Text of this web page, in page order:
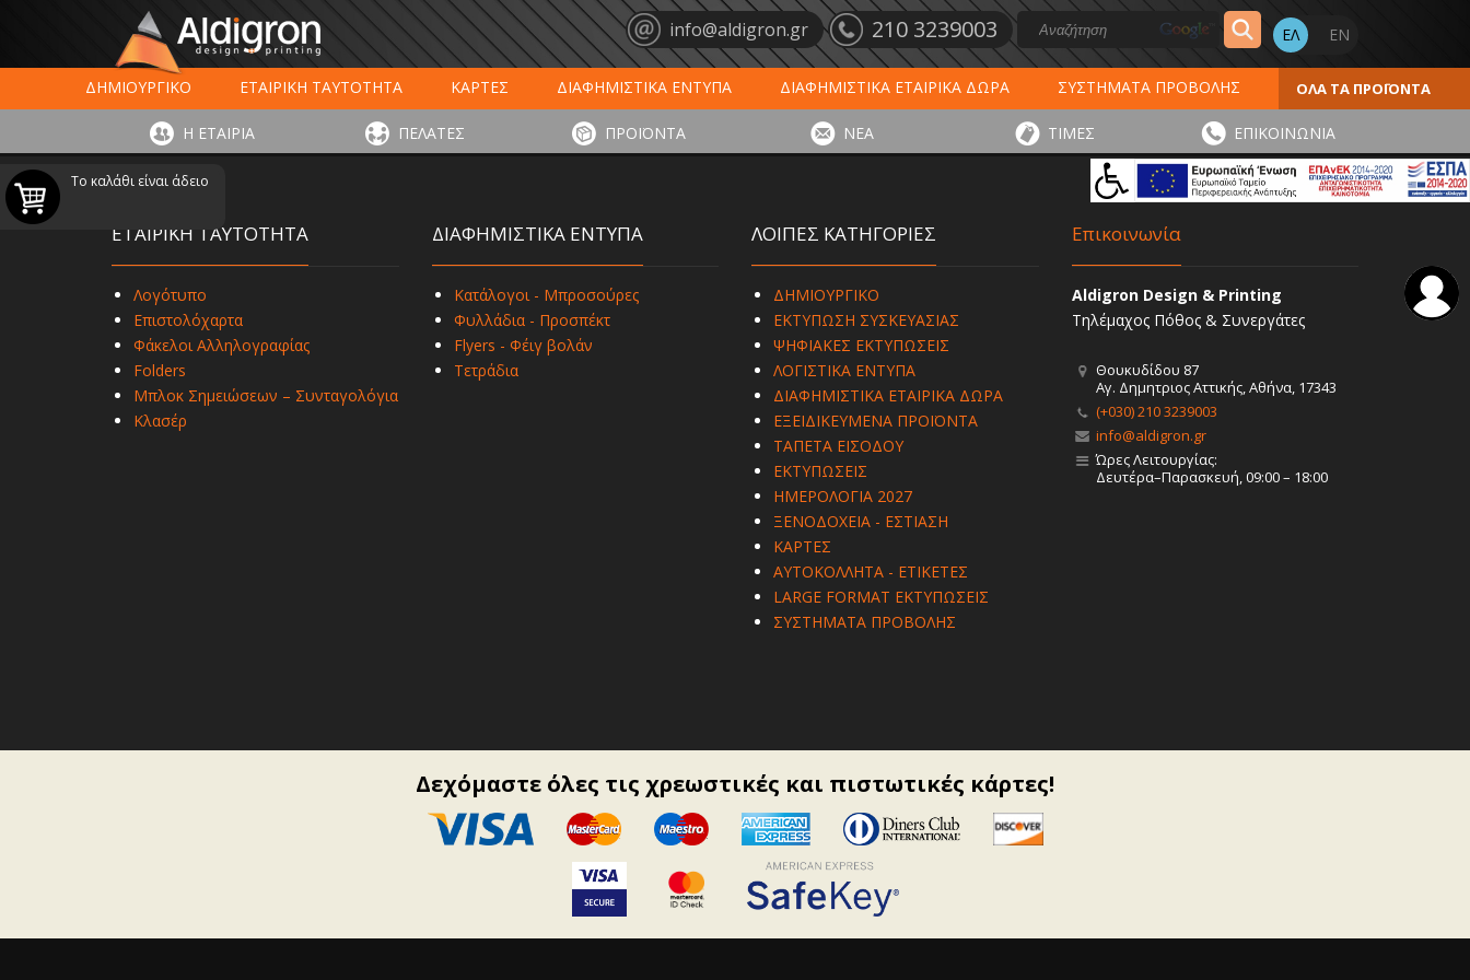
info@aldigron.gr 210 3239003
ΔΗΜΙΟΥΡΓΙΚΟ ΕΤΑΙΡΙΚΗ ΤΑΥΤΟΤΗΤΑ ΚΑΡΤΕΣ ΔΙΑΦΗΜΙΣΤΙΚΑ ΕΝΤΥΠΑ ΔΙΑΦΗΜΙΣΤΙΚΑ ΕΤΑΙΡΙΚΑ ΔΩΡΑ
ΣΥΣΤΗΜΑΤΑ ΠΡΟΒΟΛΗΣ
ΕΚΤΥΠΩΣΗ ΣΥΣΚΕΥΑΣΙΑΣ
LARGE FORMAT ΕΚΤΥΠΩΣΕΙΣ ΞΕΝΟΔΟΧΕΙΑ - ΕΣΤΙΑΣΗ ΤΑΠΕΤΑ ΕΙΣΟΔΟΥ ΗΜΕΡΟΛΟΓΙΑ 2027
ΕΚΤΥΠΩΣΕΙΣ
ΑΥΤΟΚΟΛΛΗΤΑ - ΕΤΙΚΕΤΕΣ
ΟΛΑ ΤΑ ΠΡΟΪΟΝΤΑ
Η ΕΤΑΙΡΙΑ ΠΕΛΑΤΕΣ ΠΡΟΪΟΝΤΑ ΝΕΑ ΤΙΜΕΣ ΕΠΙΚΟΙΝΩΝΙΑ
Το καλάθι είναι άδειο
ΕΤΑΙΡΙΚΗ ΤΑΥΤΟΤΗΤΑ
Λογότυπο
Επιστολόχαρτα
Φάκελοι Αλληλογραφίας
Folders
Μπλοκ Σημειώσεων – Συνταγολόγια
Κλασέρ
ΔΙΑΦΗΜΙΣΤΙΚΑ ΕΝΤΥΠΑ
Κατάλογοι - Μπροσούρες
Φυλλάδια - Προσπέκτ
Flyers - Φέιγ βολάν
Τετράδια
ΛΟΙΠΕΣ ΚΑΤΗΓΟΡΙΕΣ
ΔΗΜΙΟΥΡΓΙΚΟ
ΕΚΤΥΠΩΣΗ ΣΥΣΚΕΥΑΣΙΑΣ
ΨΗΦΙΑΚΕΣ ΕΚΤΥΠΩΣΕΙΣ
ΛΟΓΙΣΤΙΚΑ ΕΝΤΥΠΑ
ΔΙΑΦΗΜΙΣΤΙΚΑ ΕΤΑΙΡΙΚΑ ΔΩΡΑ
ΕΞΕΙΔΙΚΕΥΜΕΝΑ ΠΡΟΪΟΝΤΑ
ΤΑΠΕΤΑ ΕΙΣΟΔΟΥ
ΕΚΤΥΠΩΣΕΙΣ
ΗΜΕΡΟΛΟΓΙΑ 2027
ΞΕΝΟΔΟΧΕΙΑ - ΕΣΤΙΑΣΗ
ΚΑΡΤΕΣ
ΑΥΤΟΚΟΛΛΗΤΑ - ΕΤΙΚΕΤΕΣ
LARGE FORMAT ΕΚΤΥΠΩΣΕΙΣ
ΣΥΣΤΗΜΑΤΑ ΠΡΟΒΟΛΗΣ
Επικοινωνία
Aldigron Design & Printing
Τηλέμαχος Πόθος & Συνεργάτες
Θουκυδίδου 87
Αγ. Δημητριος Αττικής, Αθήνα, 17343
(+030) 210 3239003
info@aldigron.gr
Ώρες Λειτουργίας:
Δευτέρα–Παρασκευή, 09:00 – 18:00
Δεχόμαστε όλες τις χρεωστικές και πιστωτικές κάρτες!